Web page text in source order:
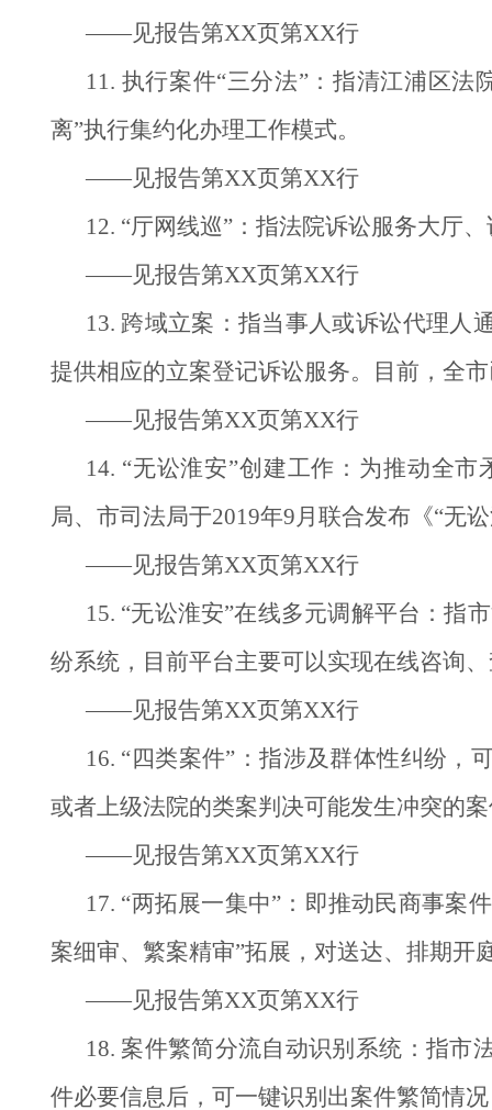
——见报告第XX页第XX行
11. 执行案件“三分法”：指清江浦区
离”执行集约化办理工作模式。
——见报告第XX页第XX行
12. “厅网线巡”：指法院诉讼服务大厅
——见报告第XX页第XX行
13. 跨域立案：指当事人或诉讼代理人
提供相应的立案登记诉讼服务。目前，全
——见报告第XX页第XX行
14. “无讼淮安”创建工作：为推动全
局、市司法局于2019年9月联合发布《“无
——见报告第XX页第XX行
15. “无讼淮安”在线多元调解平台：指
纷系统，目前平台主要可以实现在线咨询
——见报告第XX页第XX行
16. “四类案件”：指涉及群体性纠纷
或者上级法院的类案判决可能发生冲突的
——见报告第XX页第XX行
17. “两拓展一集中”：即推动民商事案
案细审、繁案精审”拓展，对送达、排期
——见报告第XX页第XX行
18. 案件繁简分流自动识别系统：指市
件必要信息后，可一键识别出案件繁简情